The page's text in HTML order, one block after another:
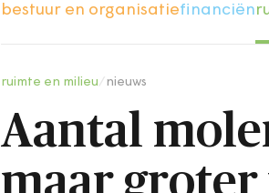
bestuur en organisatiefinanciën
ruimte en milieu nieuws
Aantal
maar